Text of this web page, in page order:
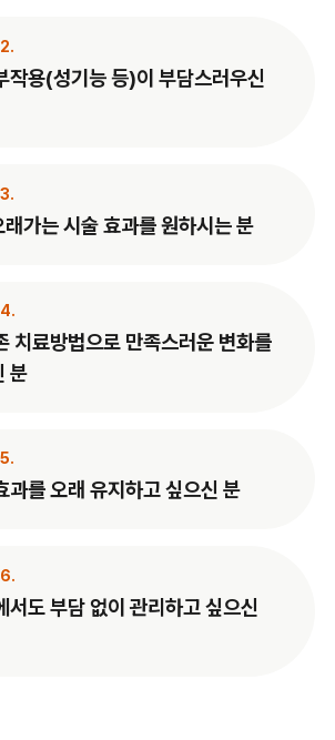
작용(성기능 등)이 부담스러우신
가는 시술 효과를 원하시는 분
치료방법으로 만족스러운 변화를
분
과를 오래 유지하고 싶으신 분
서도 부담 없이 관리하고 싶으신